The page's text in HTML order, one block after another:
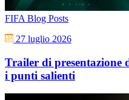
FIFA Blog Posts
27 luglio 2026
Trailer di presentazione
i punti salienti